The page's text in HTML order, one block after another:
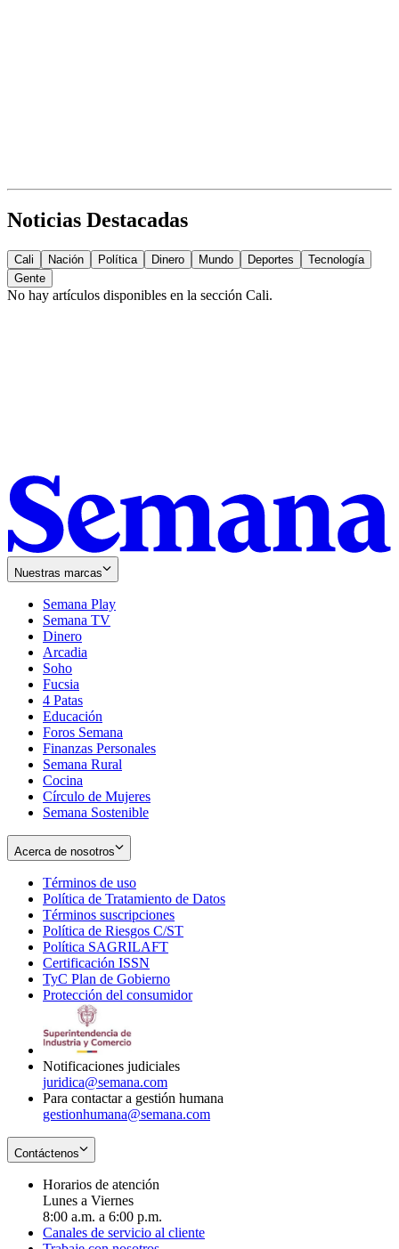
Noticias Destacadas
Cali Nación Política Dinero Mundo Deportes
Tecnología
Gente
No hay artículos disponibles en la sección Cali.
Nuestras marcas
Semana Play
Semana TV
Dinero
Arcadia
Soho
in
new
window
Fucsia
in
new
window
4 Patas
Educación
Foros Semana
Finanzas Personales
Semana Rural
Cocina
Círculo de Mujeres
Semana Sostenible
Acerca de nosotros
Términos de uso
in
new
window
Política de Tratamiento de Datos
Términos suscripciones
in
Política de Riesgos C/ST
Política SAGRILAFT
new
window
Certificación ISSN
in
new
TyC Plan de Gobierno
in
Protección del consumidorOpens
Notificaciones judiciales
juridica@semana.com
Para contactar a gestión humana
gestionhumana@semana.com
Contáctenos
Horarios de atención
Lunes a Viernes
8:00 a.m. a 6:00 p.m.
Canales de servicio al cliente